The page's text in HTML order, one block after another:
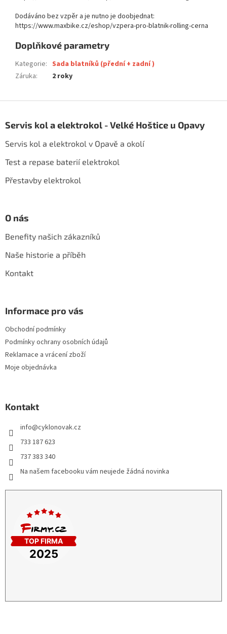
Dodáváno bez vzpěr a je nutno je doobjednat:
https://www.maxbike.cz/eshop/vzpera-pro-blatnik-rolling-cerna
Doplňkové parametry
Kategorie: Sada blatníků (přední + zadní )
Záruka: 2 roky
pServis kol a elektrokol - Velké Hoštice u Opavy
Servis kol a elektrokol v Opavě a okolí
Test a repase baterií elektrokol
Přestavby elektrokol
O nás
Benefity našich zákazníků
Naše historie a příběh
Kontakt
Informace pro vás
Obchodní podmínky
Podmínky ochrany osobních údajů
Reklamace a vrácení zboží
Moje objednávka
Kontakt
info@cyklonovak.cz
733 187 623
737 383 340
Na našem facebooku vám neujede žádná novinka